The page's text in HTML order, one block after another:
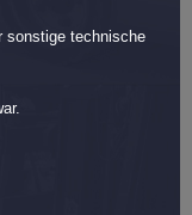
sonstige technische